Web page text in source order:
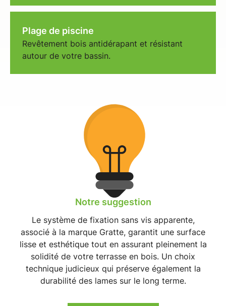
Plage de piscine
Revêtement bois antidérapant et résistant
autour de votre bassin.
Notre suggestion
Le système de fixation sans vis apparente,
associé à la marque Gratte, garantit une surface
lisse et esthétique tout en assurant pleinement la
solidité de votre terrasse en bois. Un choix
technique judicieux qui préserve également la
durabilité des lames sur le long terme.